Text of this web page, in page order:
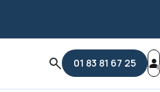
01 83 81 67 25